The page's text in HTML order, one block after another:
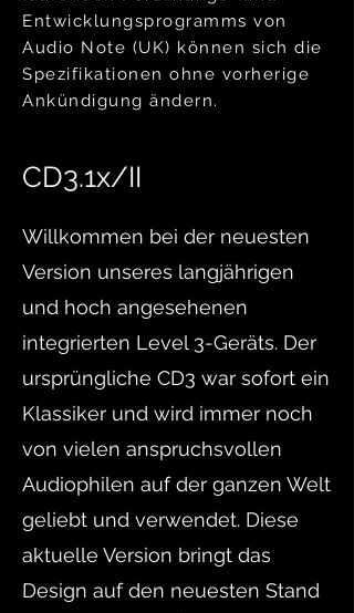
Entwicklungsprogramms von
Audio Note (UK) können sich die
Spezifikationen ohne vorherige
Ankündigung ändern.
CD3.1x/II
Willkommen bei der neuesten
Version unseres langjährigen
und hoch angesehenen
integrierten Level 3-Geräts. Der
ursprüngliche CD3 war sofort ein
Klassiker und wird immer noch
von vielen anspruchsvollen
Audiophilen auf der ganzen Welt
geliebt und verwendet. Diese
aktuelle Version bringt das
Design auf den neuesten Stand